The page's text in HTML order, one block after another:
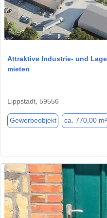
Attraktive Industrie- und
mieten
Lippstadt, 59556
Gewerbeobjekt ca. 770,00 m²